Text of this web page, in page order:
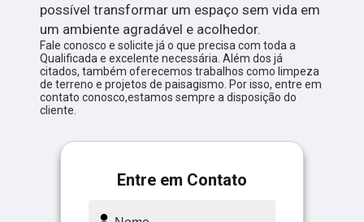
possível transformar um espaço sem vida em
um ambiente agradável e acolhedor.
Fale conosco e solicite já o que precisa com toda a
Qualificada e excelente necessária. Além dos já
citados, também oferecemos trabalhos como limpeza
de terreno e projetos de paisagismo. Por isso, entre em
contato conosco,estamos sempre a disposição do
cliente.
Entre em Contato